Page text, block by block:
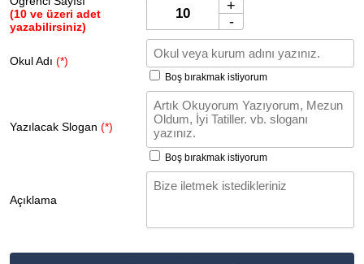
(10 ve üzeri adet
yazabilirsiniz)
+
-
Okul Adı (*)
Boş bırakmak istiyorum
Yazılacak Slogan (*)
Boş bırakmak istiyorum
Açıklama